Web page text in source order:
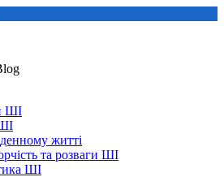
ШІ
житті
та розваги ШІ
ШІ